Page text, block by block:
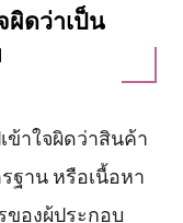
ผิดว่าเป็น
ข้าใจผิดว่าสินค้า
าน หรือเนื้อหา
ของผู้ประกอบ